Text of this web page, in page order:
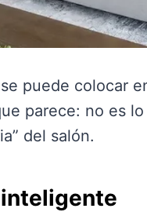
puede colocar
parece: no es
del salón.